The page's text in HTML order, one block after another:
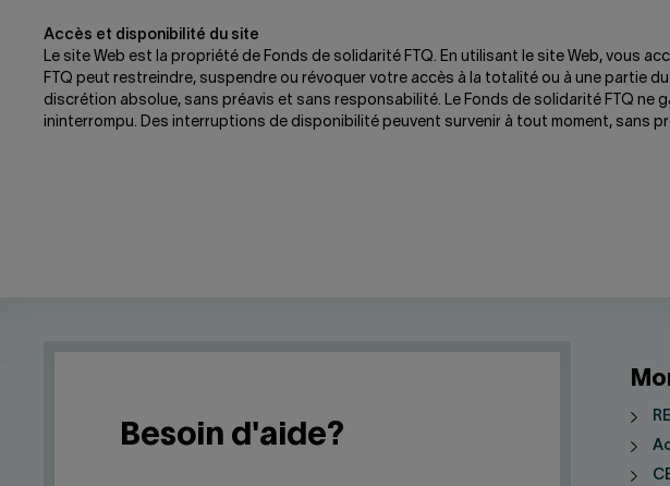
Accès et disponibilité du site
Le site Web est la propriété de Fonds de solidarité FTQ. En utilisant le site Web, vous
FTQ peut restreindre, suspendre ou révoquer votre accès à la totalité ou à une partie
discrétion absolue, sans préavis et sans responsabilité. Le Fonds de solidarité FTQ
ininterrompu. Des interruptions de disponibilité peuvent survenir à tout moment, sans
Besoin d'aide?